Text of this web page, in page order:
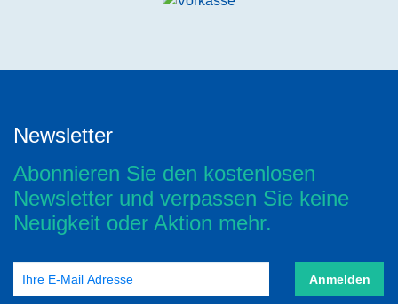
Newsletter
Abonnieren Sie den kostenlosen
Newsletter und verpassen Sie keine
Neuigkeit oder Aktion mehr.
Anmelden